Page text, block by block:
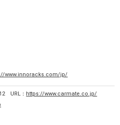
www.innoracks.com/jp/
URL： https://www.carmate.co.jp/